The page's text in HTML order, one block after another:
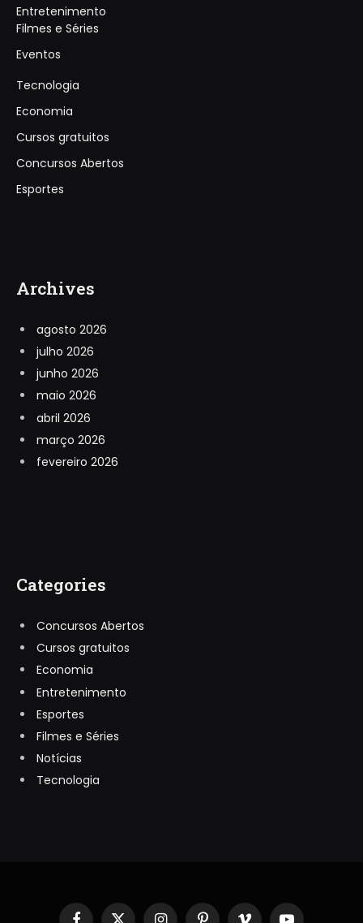
Entretenimento
Filmes e Séries
Eventos
Tecnologia
Economia
Cursos gratuitos
Concursos Abertos
Esportes
Archives
agosto 2026
julho 2026
junho 2026
maio 2026
abril 2026
março 2026
fevereiro 2026
Categories
Concursos Abertos
Cursos gratuitos
Economia
Entretenimento
Esportes
Filmes e Séries
Notícias
Tecnologia